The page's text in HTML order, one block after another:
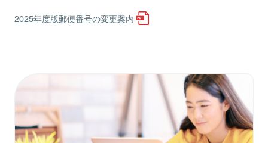
2025年度版郵便番号の変更案内